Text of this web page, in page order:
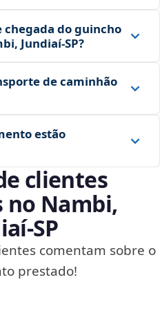
chegada do guincho
Jundiaí‑SP?
de caminhão
estão
clientes
Nambi,
comentam sobre o
prestado!